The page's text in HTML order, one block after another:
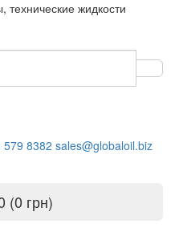
жидкости
579 8382 sales@globaloil.biz
(0 грн)